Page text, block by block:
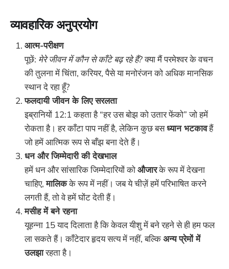
व्यावहारिक अनुप्रयोग
आत्म-परीक्षण
पूछें: मेरे जीवन में कौन से काँटे बढ़ रहे हैं?क्या मैं परमेश्वर के वचन
की तुलना में चिंता, करियर, पैसे या मनोरंजन को अधिक मानसिक
स्थान दे रहा हूँ?
फलदायी जीवन के लिए सरलता
इब्रानियों 12:1 कहता है “हर उस बोझ को उतार फेंको” जो हमें
रोकता है। हर काँटा पाप नहीं है, लेकिन कुछ बसध्यान भटकावहैं
जो हमें आत्मिक रूप से बाँझ बना देते हैं।
धन और जिम्मेदारी की देखभाल
हमें धन और सांसारिक जिम्मेदारियों कोऔजारके रूप में देखना
चाहिए,मालिकके रूप में नहीं। जब ये चीज़ें हमें परिभाषित करने
लगती हैं, तो वे हमें घोंट देती हैं।
मसीह में बने रहना
यूहन्ना 15 याद दिलाता है कि केवल यीशु में बने रहने से ही हम फल
ला सकते हैं। काँटेदार हृदय सत्य में नहीं, बल्किअन्य प्रेमों में
उलझारहता है।